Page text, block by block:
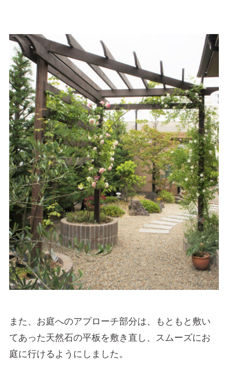
また、お庭へのアプローチ部分は、もともと敷い
てあった天然石の平板を敷き直し、スムーズにお
庭に行けるようにしました。